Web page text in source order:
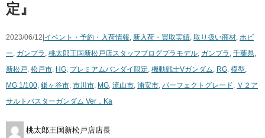
定』
2023/06/12| イベント・予約・入荷情報, 新入荷・買取実績, 取り扱い商材, ホビ
ー, ガンプラ , 桃太郎王国新松戸店スタッフブログプラモデル, ガンプラ , 千葉県,
新松戸, 松戸市, HG, プレミアムバンダイ限定, 機動戦士Vガンダム, RG, 模型,
MG 1/100, 鎌ヶ谷市, 市川市, MG, 流山市, 浦安市, パーフェクトグレード, Ｖ２ア
サルトバスターガンダム Ver．Ka
桃太郎王国新松戸店店長